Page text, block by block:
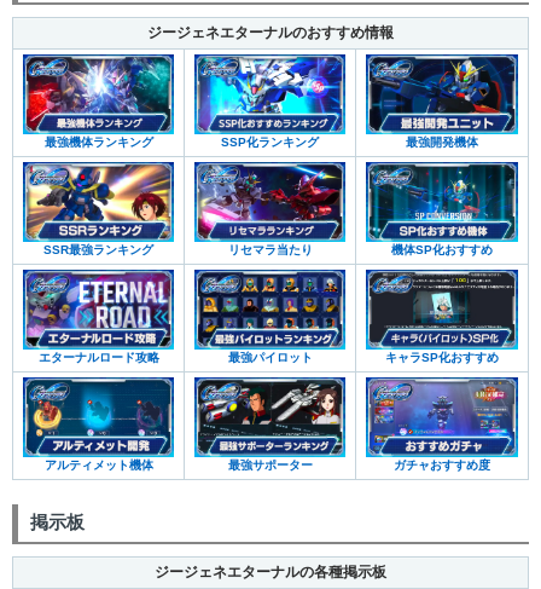
ジージェネエターナルのおすすめ情報
最強機体ランキング SSP化ランキング 最強開発機体
SSR最強ランキング リセマラ当たり 機体SP化おすすめ
エターナルロード攻略 最強パイロット キャラSP化おすすめ
アルティメット機体 最強サポーター ガチャおすすめ度
掲示板
ジージェネエターナルの各種掲示板